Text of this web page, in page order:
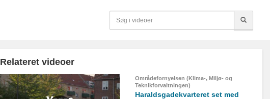
Relateret videoer
Områdefornyelsen (Klima-, Miljø- og
Teknikforvaltningen)
Haraldsgadekvarteret set med